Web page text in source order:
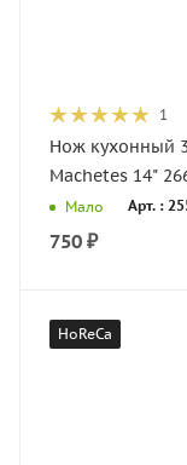
1
Нож кухонный
Machetes 14"
Мало Арт. :
750 ₽
HoReCa